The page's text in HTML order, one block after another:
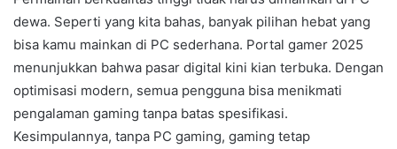
dewa. Seperti yang kita bahas, banyak pilihan hebat yang
bisa kamu mainkan di PC sederhana. Portal gamer 2025
menunjukkan bahwa pasar digital kini kian terbuka. Dengan
optimisasi modern, semua pengguna bisa menikmati
pengalaman gaming tanpa batas spesifikasi.
Kesimpulannya, tanpa PC gaming, gaming tetap